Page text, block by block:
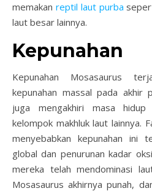
memakan reptil laut purba
laut besar lainnya.
Kepunahan
Kepunahan Mosasaurus
kepunahan massal pada akhir
juga mengakhiri masa
kelompok makhluk laut lainnya.
menyebabkan kepunahan ini
global dan penurunan kadar
mereka telah mendominasi
Mosasaurus akhirnya punah,